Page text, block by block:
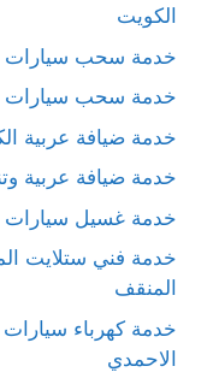
الكويت
خدمة سحب سيارات
خدمة سحب
خدمة ضيافة عربية الكويت 66875552
خدمة ضيافة عربية
خدمة غسيل سيارات
خدمة فني ستلايت
المنقف
خدمة كهرباء سيارات
الاحمدي